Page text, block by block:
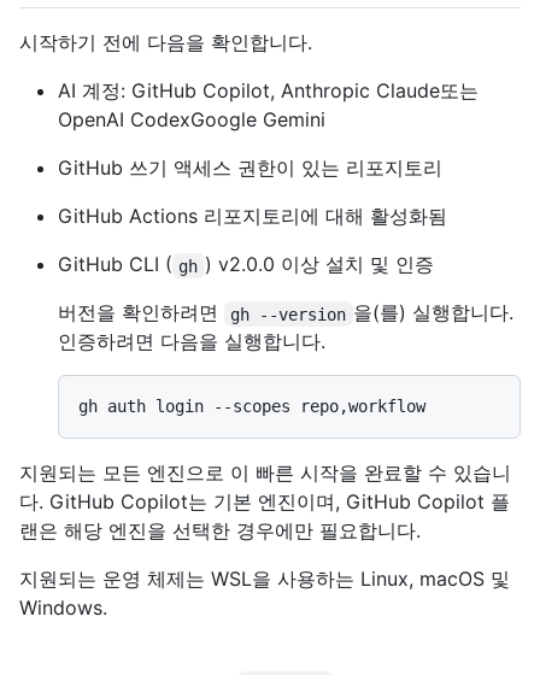
시작하기 전에 다음을 확인합니다.
AI 계정: GitHub Copilot, Anthropic Claude또는
OpenAI CodexGoogle Gemini
GitHub 쓰기 액세스 권한이 있는 리포지토리
GitHub Actions 리포지토리에 대해 활성화됨
GitHub CLI ( gh ) v2.0.0 이상 설치 및 인증
버전을 확인하려면
gh --version 을(를) 실행합니다.
인증하려면 다음을 실행합니다.
지원되는 모든 엔진으로 이 빠른 시작을 완료할 수 있습니
다. GitHub Copilot는 기본 엔진이며, GitHub Copilot 플
랜은 해당 엔진을 선택한 경우에만 필요합니다.
지원되는 운영 체제는 WSL을 사용하는 Linux, macOS 및
Windows.